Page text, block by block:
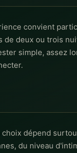
convient
de deux ou trois
simple, assez
choix dépend
du niveau